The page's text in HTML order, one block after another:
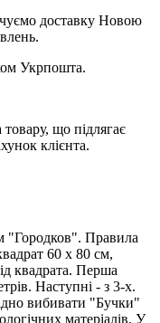
доставку Новою
Укрпошта.
що підлягає
клієнта.
"Городков". Правила
60 х 80 см,
квадрата. Перша
Наступні - з 3-х.
вибивати "Бучки"
матеріалів. У